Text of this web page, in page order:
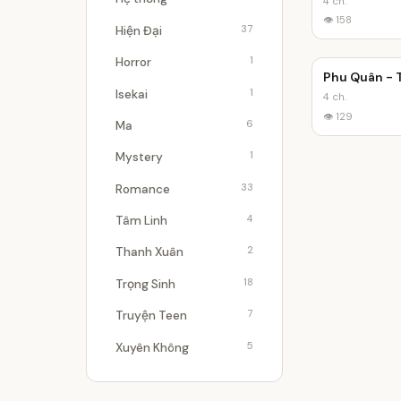
Hiện Đại 37
Horror 1
Isekai 1
Ma 6
Mystery 1
Romance 33
Tâm Linh 4
Thanh Xuân 2
Trọng Sinh 18
Truyện Teen 7
Xuyên Không 5
👁 158
Phu Quân -
4 ch.
👁 129